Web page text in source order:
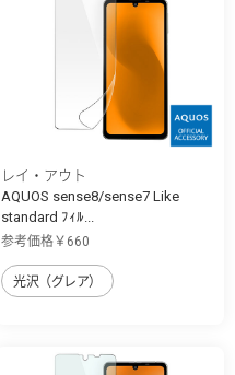
レイ・アウト
AQUOS sense8/sense7 Like
standard ﾌｨﾙ...
参考価格￥660
光沢（グレア）